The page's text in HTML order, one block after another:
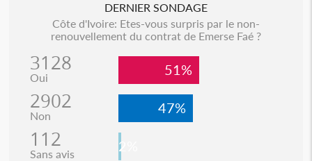
DERNIER SONDAGE
Côte d'Ivoire: Etes-vous surpris par le non-
renouvellement du contrat de Emerse Faé ?
3128
Oui 51%
2902
Non 47%
112
Sans avis 2%